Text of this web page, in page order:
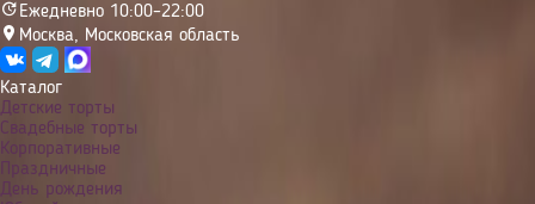
Ежедневно 10:00–22:00
Москва, Московская область
Каталог
Детские торты
Свадебные торты
Корпоративные
Праздничные
День рождения